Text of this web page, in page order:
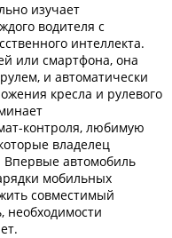
изучает
водителя с
интеллекта.
или смартфона, она
и автоматически
кресла и рулевого
контроля, любимую
владелец
Впервые автомобиль
мобильных
совместимый
необходимости